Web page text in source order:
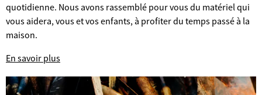
quotidienne. Nous avons rassemblé pour vous du matériel qui
vous aidera, vous et vos enfants, à profiter du temps passé à la
maison.
En savoir plus